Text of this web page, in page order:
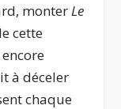
monter Le
cette
à déceler
chaque